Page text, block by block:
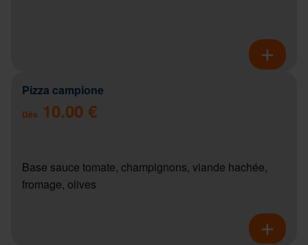
Pizza campione
Dès 10.00 €
Base sauce tomate, champignons, viande hachée,
fromage, olives